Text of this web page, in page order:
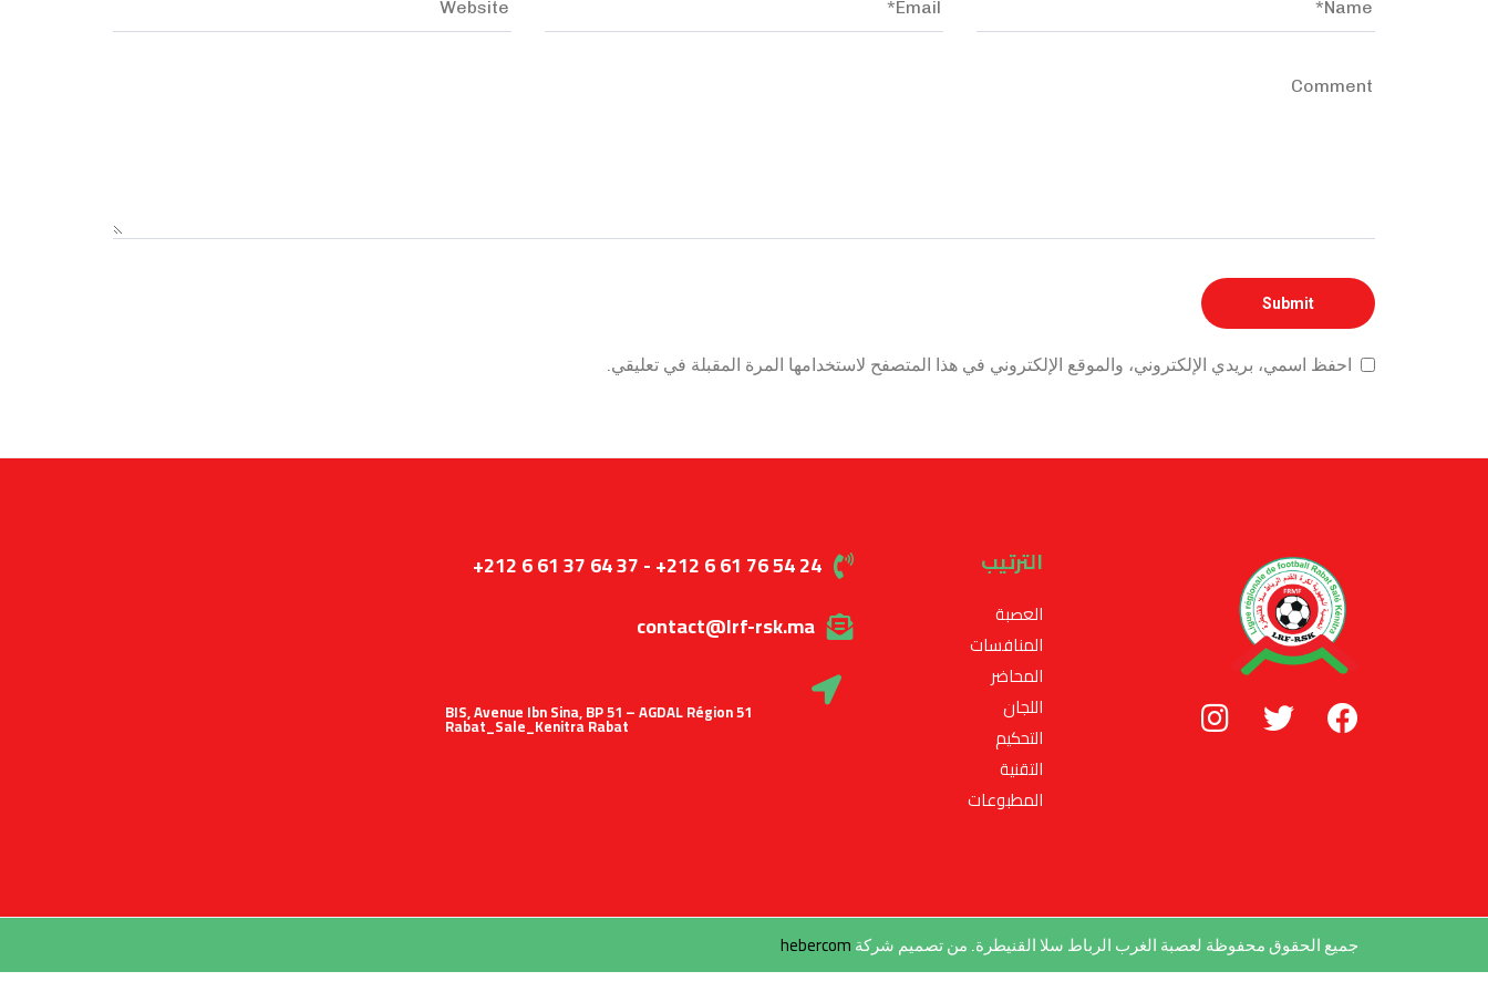
احفظ اسمي، بريدي الإلكتروني، والموقع الإلكتروني في هذا المتصفح لاستخدامها المرة المقبلة في تعليقي.
الترتيب
العصبة
المنافسات
المحاضر
اللجان
التحكيم
التقنية
المطبوعات
+212 6 61 37 64 37 - +212 6 61 76 54 24
contact@lrf-rsk.ma
51 BIS, Avenue Ibn Sina, BP 51 – AGDAL Région
Rabat_Sale_Kenitra Rabat
جميع الحقوق محفوظة لعصبة الغرب الرباط سلا القنيطرة. من تصميم شركة hebercom